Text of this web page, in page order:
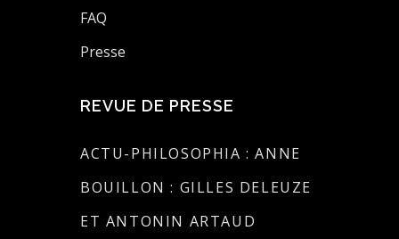
FAQ
Presse
REVUE DE PRESSE
ACTU-PHILOSOPHIA : ANNE
BOUILLON : GILLES DELEUZE
ET ANTONIN ARTAUD